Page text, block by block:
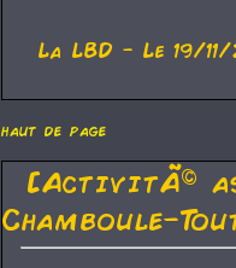
La LBD - Le 19/11/
haut de page
[ActivitÃ©
Chamboule-